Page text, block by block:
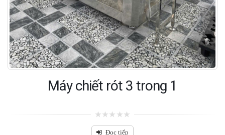
Máy chiết rót 3 trong 1
0
out Đọc tiếp